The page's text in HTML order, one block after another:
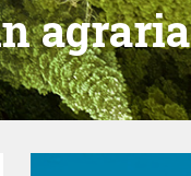
agraria